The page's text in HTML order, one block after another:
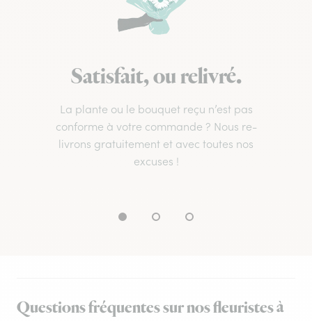
Satisfait, ou relivré.
La plante ou le bouquet reçu n’est pas
conforme à votre commande ? Nous re-
livrons gratuitement et avec toutes nos
excuses !
Questions fréquentes sur nos fleuristes à